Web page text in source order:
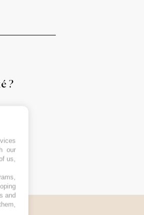
?
our
us,
and